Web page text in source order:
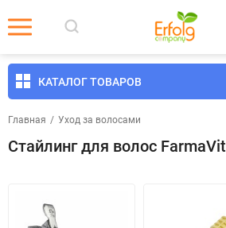
КАТАЛОГ ТОВАРОВ
Главная / Уход за волосами
Стайлинг для волос